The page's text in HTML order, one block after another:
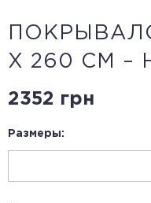
X 260 СМ –
2352 грн
Размеры: